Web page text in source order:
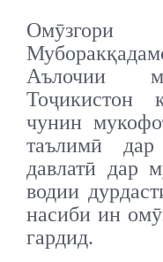
Омӯзгори
Аълочии
Тоҷикистон
чунин
таълимӣ
давлатӣ дар
водии
насиби ин
гардид.